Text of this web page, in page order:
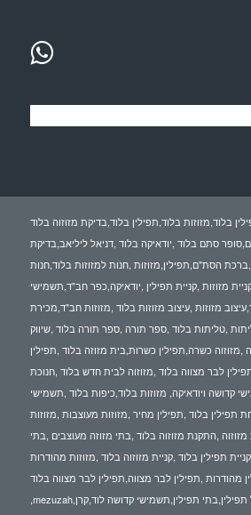
בלוד,מזוזות בלוד,תפילין בלוד,בדיקת מזוזוה בלוד
סתם בלוד ,יודאיקה בלוד ,דניאל ליליאב,בדיקת
הסת"ם,תפילין,מזוזות ,חנות למזוזות בלוד,חנות
מזוזות ,קניית תפילין ,יודאיקה,כפר חב"ד,תשמישי
מזוזות ,עיצוב מזוזות בלוד ,מזוזות חב"ד,מכירת
,טליתות בלוד ,ספר תורה ,ספר תורה בלוד ,שיווק
,מזוזוה כשרה,תפילין כשרות,בית מזוזה בלוד ,תפילין
לבר מצווה בלוד ,מזוזוה לבית חדש בלוד ,חנוכת
קדושה ויודאיקה, מזוזות בלוד,כיפות בלוד ,תשמישי
תפילין בלוד ,תפילין מחיר ,מזוזות מעוצבות ,מזוזות
,התקנת מזוזוה בלוד ,בתי מזוזה מעוצבים ,בתי
תפילין בלוד ,קניית מזוזוה בלוד ,מזוזות מהודרות
מהודרות ,תפילין לבר מצווה,תפילין לבר מצווה בלוד
,mezuzah,פרשיות תפילין,שמע ישראל תפילין,בתי תפילין,תשמישי קדושה לוד,קרן